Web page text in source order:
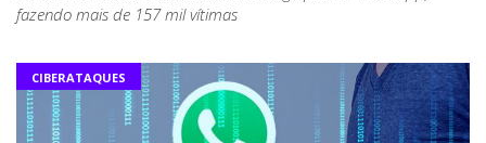
fazendo mais de 157 mil vítimas
CIBERATAQUES